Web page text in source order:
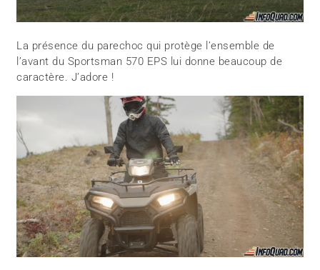
La présence du parechoc qui protège l’ensemble de
l’avant du Sportsman 570 EPS lui donne beaucoup de
caractère. J’adore !